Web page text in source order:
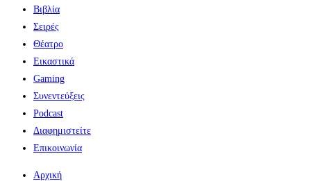
Βιβλία
Σειρές
Θέατρο
Εικαστικά
Gaming
Συνεντεύξεις
Podcast
Διαφημιστείτε
Επικοινωνία
Αρχική